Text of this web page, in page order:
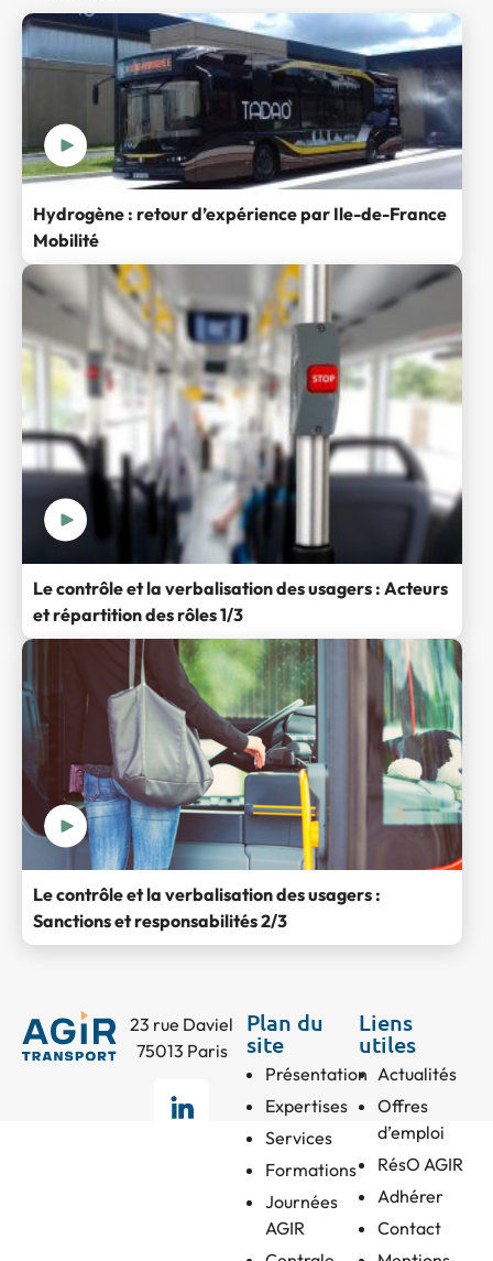
Hydrogène : retour d’expérience par Ile-de-France
Mobilité
Le contrôle et la verbalisation des usagers : Acteurs
et répartition des rôles 1/3
Le contrôle et la verbalisation des usagers :
Sanctions et responsabilités 2/3
23 rue Daviel
75013 Paris
Plan du
site
Présentation
Expertises
Services
Formations
Journées
AGIR
Liens
utiles
Actualités
Offres
d’emploi
RésO AGIR
Adhérer
Contact